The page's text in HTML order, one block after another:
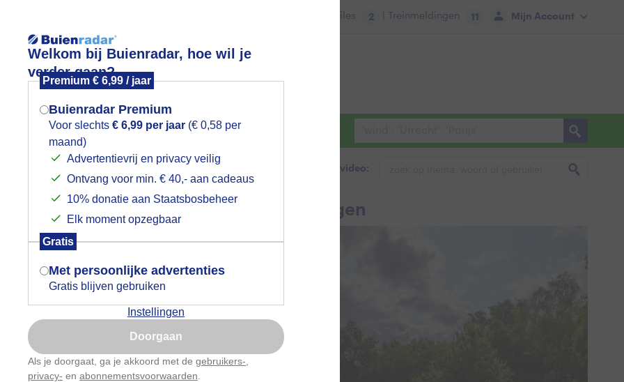
Welkom bij Buienradar, hoe wil je
verder gaan?
Premium € 6,99 / jaar
Buienradar Premium
Voor slechts € 6,99 per jaar (€ 0,58 per
maand)
Advertentievrij en privacy veilig
Ontvang voor min. € 40,- aan cadeaus
10% donatie aan Staatsbosbeheer
Elk moment opzegbaar
Gratis
Met persoonlijke advertenties
Gratis blijven gebruiken
Instellingen
Doorgaan
Als je doorgaat, ga je akkoord met de gebruikers-
privacy- en abonnementsvoorwaarden
Mijn Account
Files 2 | Treinmeldingen 11
Foto en video Weerzine
Zoeken in foto & video:
en paarse heide - Haaksbergen
Mogen we je locatie gebruiken voor
het weer?
Indien je hier nog geen akkoord op hebt
gegeven, verschijnt er zo een pop-up uit
je browser waarin deze toestemming
gevraagd wordt.
Is goed, toon de popup
Nu niet, misschien later
Gebruik je Safari en wil je niet elke dag deze pop-up